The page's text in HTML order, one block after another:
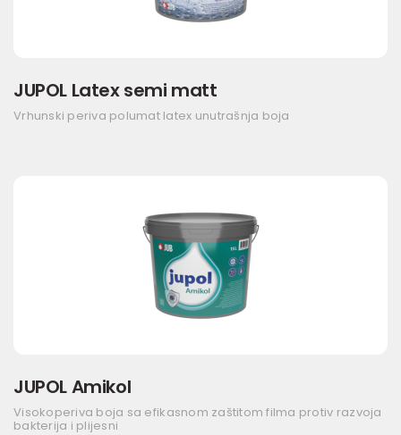
JUPOL Latex semi matt
Vrhunski periva polumat latex unutrašnja boja
JUPOL Amikol
Visokoperiva boja sa efikasnom zaštitom filma protiv razvoja
bakterija i plijesni